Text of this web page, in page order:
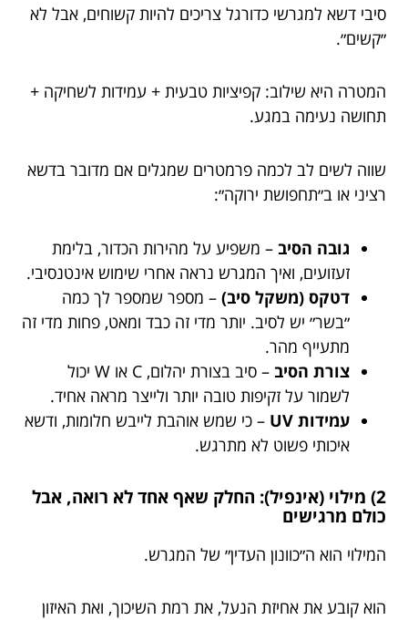
סיבי דשא למגרשי כדורגל צריכים להיות קשוחים, אבל לא
״קשים״.
המטרה היא שילוב: קפיציות טבעית + עמידות לשחיקה +
תחושה נעימה במגע.
שווה לשים לב לכמה פרמטרים שמגלים אם מדובר בדשא
רציני או ב״תחפושת ירוקה״:
גובה הסיב – משפיע על מהירות הכדור, בלימת
זעזועים, ואיך המגרש נראה אחרי שימוש אינטנסיבי.
דטקס (משקל סיב) – מספר שמספר לך כמה
״בשר״ יש לסיב. יותר מדי זה כבד ומאט, פחות מדי זה
מתעייף מהר.
צורת הסיב
– סיב בצורת יהלום, C או W יכול
לשמור על זקיפות טובה יותר ולייצר מראה אחיד.
עמידות UV
– כי שמש אוהבת לייבש חלומות, ודשא
איכותי פשוט לא מתרגש.
2) מילוי (אינפיל): החלק שאף אחד לא רואה, אבל
כולם מרגישים
המילוי הוא ה״כוונון העדין״ של המגרש.
הוא קובע את אחיזת הנעל, את רמת השיכוך, ואת האיזון